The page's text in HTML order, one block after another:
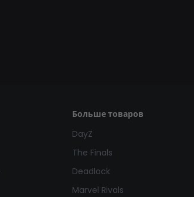
Больше товаров
DayZ
The Finals
Deadlock
Marvel Rivals